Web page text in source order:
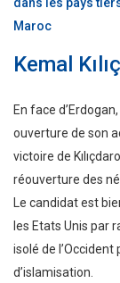
dans les pays
Maroc
Kemal
En face
ouverture de son
victoire de
réouverture des
Le candidat est
les Etats Unis par
isolé de
d’islamisation.